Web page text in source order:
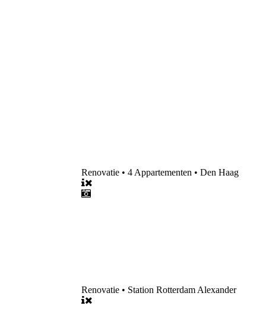
Renovatie • 4 Appartementen • Den Haag
Renovatie • Station Rotterdam Alexander